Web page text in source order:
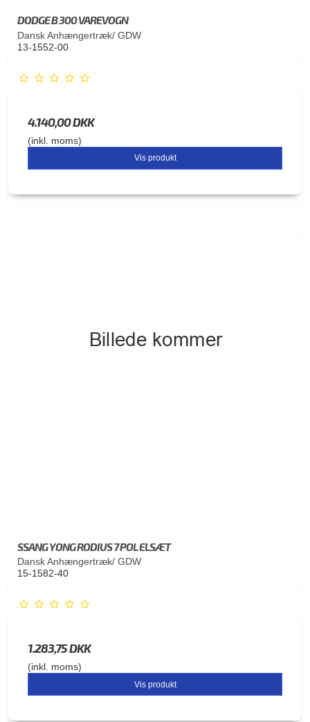
DODGE B 300 VAREVOGN
Dansk Anhængertræk/ GDW
13-1552-00
4.140,00 DKK
(inkl. moms)
Vis produkt
SSANG YONG RODIUS 7 POL ELSÆT
Dansk Anhængertræk/ GDW
15-1582-40
1.283,75 DKK
(inkl. moms)
Vis produkt